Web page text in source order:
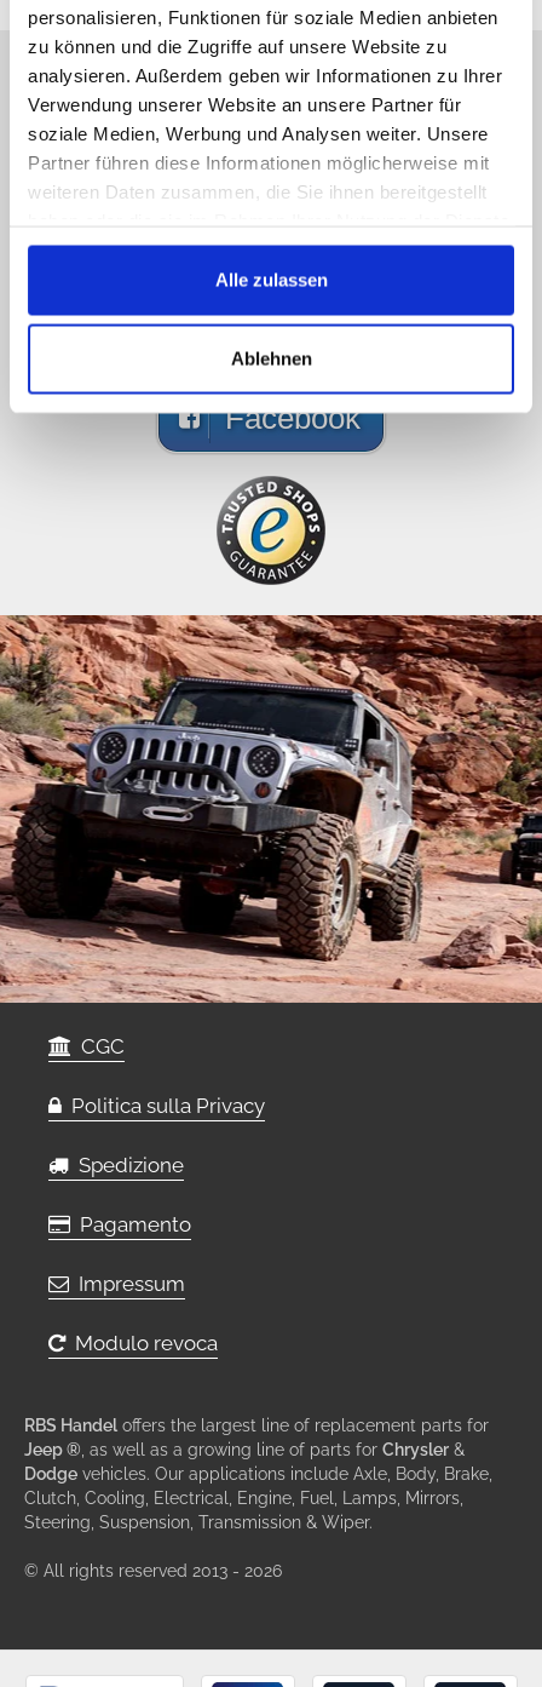
personalisieren, Funktionen für soziale Medien anbieten
zu können und die Zugriffe auf unsere Website zu
analysieren. Außerdem geben wir Informationen zu Ihrer
Verwendung unserer Website an unsere Partner für
soziale Medien, Werbung und Analysen weiter. Unsere
Partner führen diese Informationen möglicherweise mit
weiteren Daten zusammen, die Sie ihnen bereitgestellt
gesammelt haben.
Alle zulassen
Ablehnen
Ci scusiamo ma non siamo
online, scriveteci!
Chiamateci, contattateci via email o via social
media e sarete ricontattati il prima possibile
089 - 41 61 08 780
(9:30-14:00 16:00-19:00)
Facebook
CGC
Politica sulla Privacy
Spedizione
Pagamento
Impressum
Modulo revoca
RBS Handel offers the largest line of replacement parts for
Jeep ® , as well as a growing line of parts for Chrysler &
Dodge vehicles. Our applications include Axle, Body, Brake,
Clutch, Cooling, Electrical, Engine, Fuel, Lamps, Mirrors,
Steering, Suspension, Transmission & Wiper.
© All rights reserved 2013 - 2026